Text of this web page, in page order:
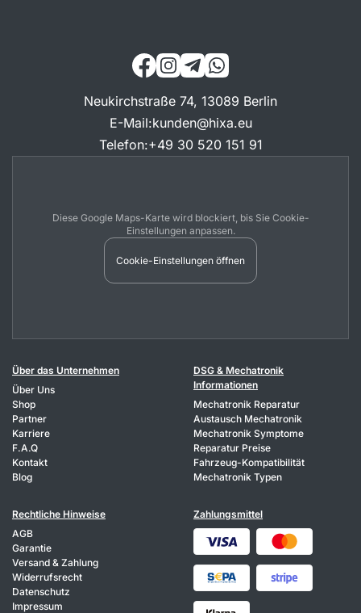
Neukirchstraße 74, 13089 Berlin
E-Mail:kunden@hixa.eu
Telefon:+49 30 520 151 91
Diese Google Maps-Karte wird blockiert, bis Sie Cookie-
Einstellungen anpassen.
Cookie-Einstellungen öffnen
Über das Unternehmen
Über Uns
Shop
Partner
Karriere
F.A.Q
Kontakt
Blog
DSG & Mechatronik
Informationen
Mechatronik Reparatur
Austausch Mechatronik
Mechatronik Symptome
Reparatur Preise
Fahrzeug-Kompatibilität
Mechatronik Typen
Rechtliche Hinweise
AGB
Garantie
Versand & Zahlung
Widerrufsrecht
Datenschutz
Impressum
Zahlungsmittel